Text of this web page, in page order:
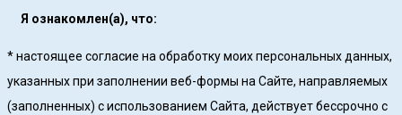
Я ознакомлен(а), что:
* настоящее согласие на обработку моих персональных данных,
указанных при заполнении веб-формы на Сайте, направляемых
(заполненных) с использованием Cайта, действует бессрочно с